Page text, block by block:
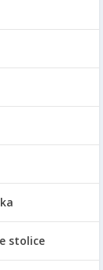
stolice